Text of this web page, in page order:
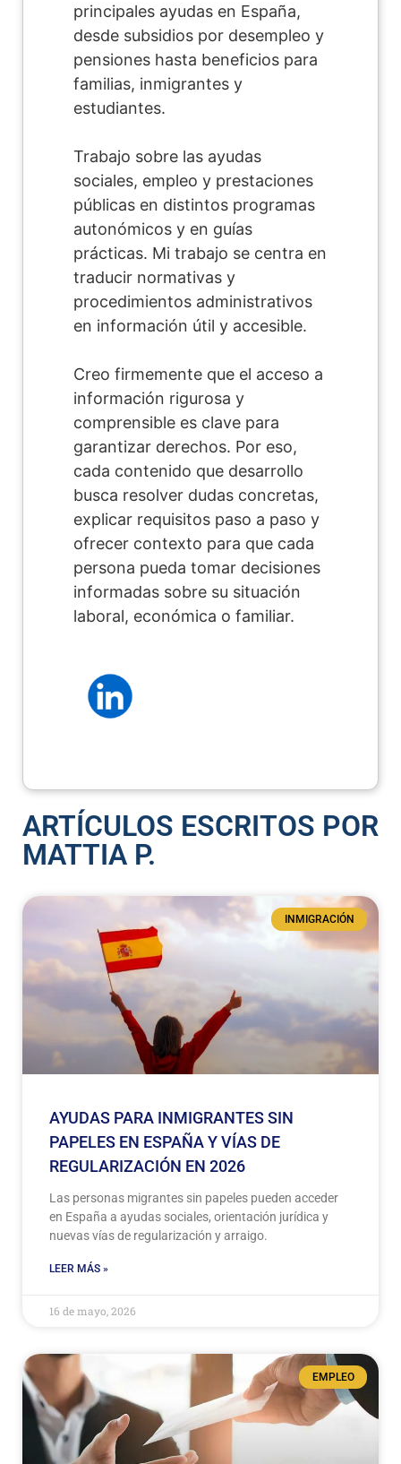
principales ayudas en España,
desde subsidios por desempleo y
pensiones hasta beneficios para
familias, inmigrantes y
estudiantes.
Trabajo sobre las ayudas
sociales, empleo y prestaciones
públicas en distintos programas
autonómicos y en guías
prácticas. Mi trabajo se centra en
traducir normativas y
procedimientos administrativos
en información útil y accesible.
Creo firmemente que el acceso a
información rigurosa y
comprensible es clave para
garantizar derechos. Por eso,
cada contenido que desarrollo
busca resolver dudas concretas,
explicar requisitos paso a paso y
ofrecer contexto para que cada
persona pueda tomar decisiones
informadas sobre su situación
laboral, económica o familiar.
ARTÍCULOS ESCRITOS POR
MATTIA P.
INMIGRACIÓN
AYUDAS PARA INMIGRANTES SIN
PAPELES EN ESPAÑA Y VÍAS DE
REGULARIZACIÓN EN 2026
Las personas migrantes sin papeles pueden acceder
en España a ayudas sociales, orientación jurídica y
nuevas vías de regularización y arraigo.
LEER MÁS »
16 de mayo, 2026
EMPLEO